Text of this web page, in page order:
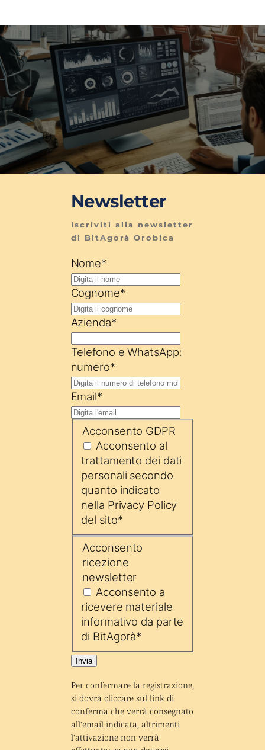
Newsletter
Iscriviti alla newsletter
di BitAgorà Orobica
Nome*
Cognome*
Azienda*
Telefono e WhatsApp:
numero*
Email*
Acconsento GDPR
Acconsento al
trattamento dei dati
personali secondo
quanto indicato
nella Privacy Policy
del sito*
Acconsento
ricezione
newsletter
Acconsento a
ricevere materiale
informativo da parte
di BitAgorà*
Invia
Per confermare la registrazione,
si dovrà cliccare sul link di
conferma che verrà consegnato
all'email indicata, altrimenti
l'attivazione non verrà